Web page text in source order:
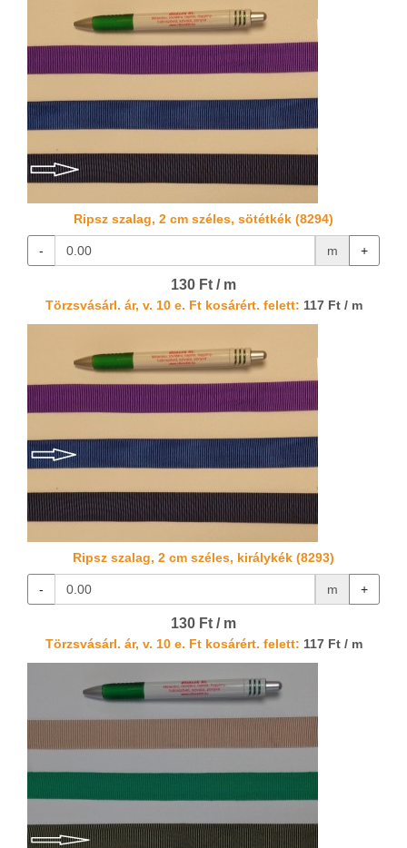
Ripsz szalag, 2 cm széles, sötétkék (8294)
- m +
130 Ft / m
Törzsvásárl. ár, v. 10 e. Ft kosárért. felett: 117 Ft / m
Ripsz szalag, 2 cm széles, királykék (8293)
- m +
130 Ft / m
Törzsvásárl. ár, v. 10 e. Ft kosárért. felett: 117 Ft / m